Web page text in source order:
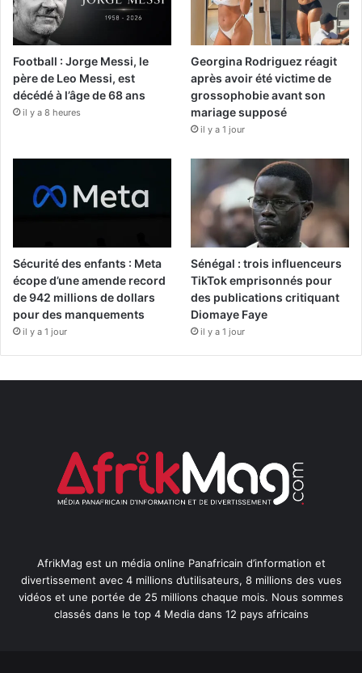
Football : Jorge Messi, le
père de Leo Messi, est
décédé à l’âge de 68 ans
il y a 8 heures
Georgina Rodriguez réagit
après avoir été victime de
grossophobie avant son
mariage supposé
il y a 1 jour
Sécurité des enfants : Meta
écope d’une amende record
de 942 millions de dollars
pour des manquements
il y a 1 jour
Sénégal : trois influenceurs
TikTok emprisonnés pour
des publications critiquant
Diomaye Faye
il y a 1 jour
AfrikMag est un média online Panafricain d’information et
divertissement avec 4 millions d’utilisateurs, 8 millions des vues
vidéos et une portée de 25 millions chaque mois. Nous sommes
classés dans le top 4 Media dans 12 pays africains